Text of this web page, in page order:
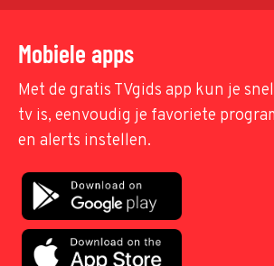
Mobiele apps
Met de gratis TVgids app kun je
tv is, eenvoudig je favoriete
en alerts instellen.